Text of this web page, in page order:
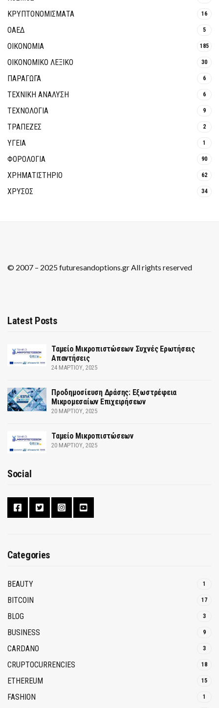
ΚΡΥΠΤΟΝΟΜΊΣΜΑΤΑ 16
ΟΑΕΔ 5
ΟΙΚΟΝΟΜΙΑ 185
ΟΙΚΟΝΟΜΙΚΟ ΛΕΞΙΚΟ 30
ΠΑΡΑΓΩΓΑ 6
ΤΕΧΝΙΚΗ ΑΝΑΛΥΣΗ 6
ΤΕΧΝΟΛΟΓΙΑ 9
ΤΡΆΠΕΖΕΣ 2
ΥΓΕΙΑ 1
ΦΟΡΟΛΟΓΙΑ 90
ΧΡΗΜΑΤΙΣΤΗΡΙΟ 62
ΧΡΥΣΟΣ 34
© 2007 – 2025 futuresandoptions.gr All rights reserved
Latest Posts
Ταμείο Μικροπιστώσεων Συχνές Ερωτήσεις
Απαντήσεις
24 ΜΑΡΤΊΟΥ, 2025
Προδημοσίευση Δράσης: Εξωστρέφεια
Μικρομεσαίων Επιχειρήσεων
20 ΜΑΡΤΊΟΥ, 2025
Ταμείο Μικροπιστώσεων
20 ΜΑΡΤΊΟΥ, 2025
Social
Categories
BEAUTY 1
BITCOIN 17
BLOG 3
BUSINESS 9
CARDANO 3
CRUPTOCURRENCIES 18
ETHEREUM 15
FASHION 1